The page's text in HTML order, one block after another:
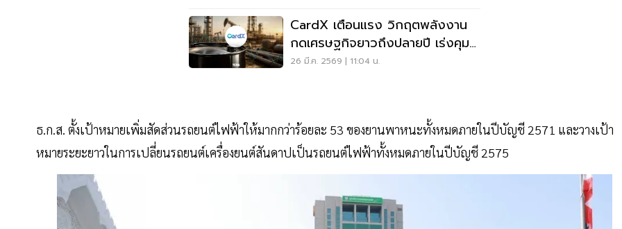
CardX เตือนแรง วิกฤตพลังงาน
กดเศรษฐกิจยาวถึงปลายปี เร่งคุม
พอร์ต–ดูแลลูกค้า
26 มี.ค. 2569 | 11:04 น.
ธ.ก.ส. ตั้งเป้าหมายเพิ่มสัดส่วนรถยนต์ไฟฟ้าให้มากกว่าร้อยละ 53 ของยานพาหนะทั้งหมดภายในปีบัญชี 2571 และวางเป้า
หมายระยะยาวในการเปลี่ยนรถยนต์เครื่องยนต์สันดาปเป็นรถยนต์ไฟฟ้าทั้งหมดภายในปีบัญชี 2575